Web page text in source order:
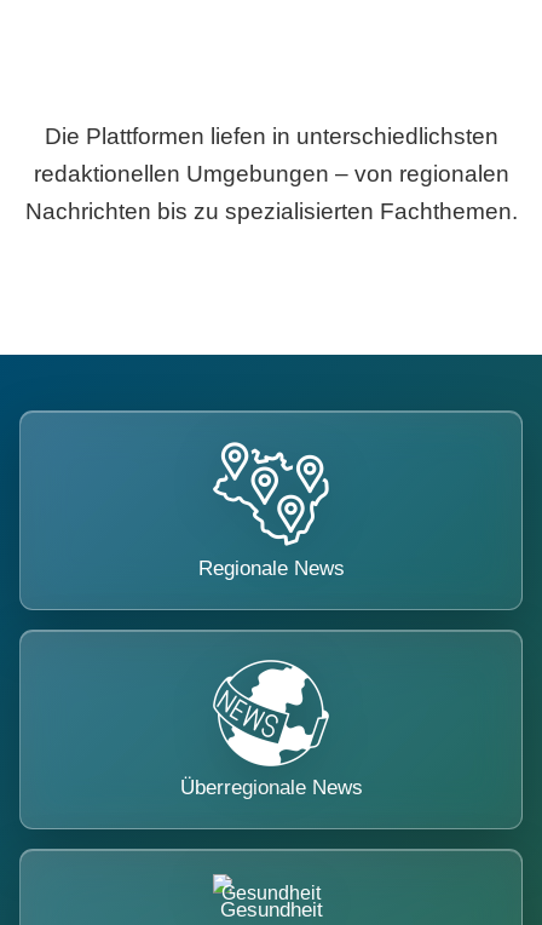
Die Plattformen liefen in unterschiedlichsten
redaktionellen Umgebungen – von regionalen
Nachrichten bis zu spezialisierten Fachthemen.
Regionale News
Überregionale News
Gesundheit